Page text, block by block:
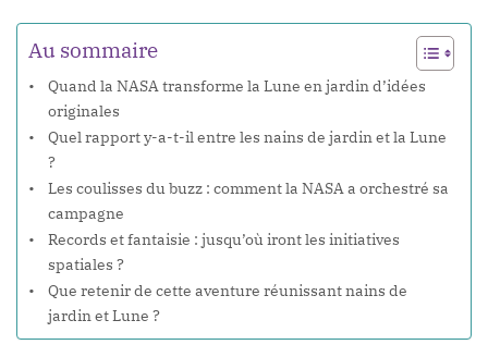
Au sommaire
Quand la NASA transforme la Lune en jardin d’idées
originales
Quel rapport y-a-t-il entre les nains de jardin et la Lune
?
Les coulisses du buzz : comment la NASA a orchestré sa
campagne
Records et fantaisie : jusqu’où iront les initiatives
spatiales ?
Que retenir de cette aventure réunissant nains de
jardin et Lune ?